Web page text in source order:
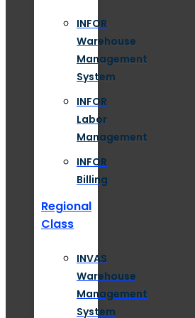
INFOR
Warehouse
Management
System
INFOR
Labor
Management
INFOR
Billing
Regional
Class
INVAS
Warehouse
Management
System